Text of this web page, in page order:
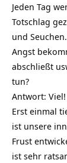
Jeden Tag
Totschlag
und
Angst
abschließt
tun?
Antwort: Viel!
Erst einmal
ist unsere
Frust
ist sehr